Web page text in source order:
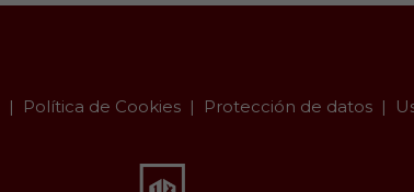
Política de Cookies Protección de datos